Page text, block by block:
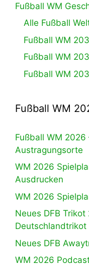
Fußball WM
Alle Fußball
Fußball WM
Fußball WM
Fußball WM
Fußball WM
Fußball WM 2026
Austragungsorte
WM 2026
Ausdrucken
WM 2026
Neues DFB
Deutschlandtrikot
Neues DFB
WM 2026